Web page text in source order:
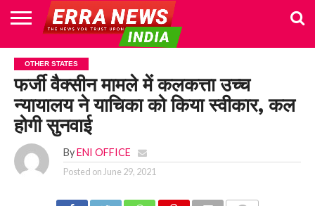
HOME
POLITICS
NEWS
BUSINESS
CULTURE
NATIONAL
SPORTS
LIFESTYLE
TRAVEL
OPINION
BREAKING
NEWS
ENTERTAINMENT
WORLD
CRIME
JOIN
US
OTHER STATES
फर्जी वैक्सीन मामले में कलकत्ता उच्च
न्यायालय ने याचिका को किया स्वीकार, कल
होगी सुनवाई
By ENI OFFICE
Posted on June 29, 2021